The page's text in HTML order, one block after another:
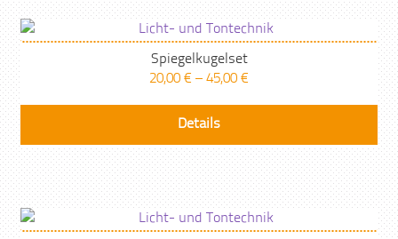
Spiegelkugelset
20,00 € – 45,00 €
Details